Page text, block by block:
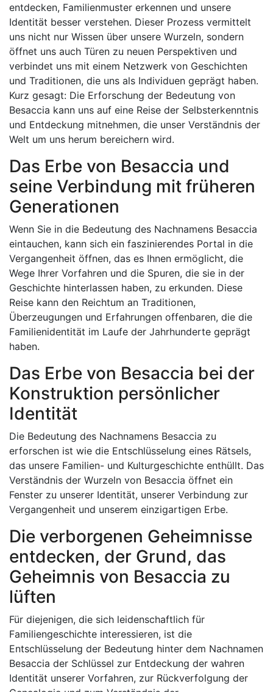
entdecken, Familienmuster erkennen und unsere
Identität besser verstehen. Dieser Prozess vermittelt
uns nicht nur Wissen über unsere Wurzeln, sondern
öffnet uns auch Türen zu neuen Perspektiven und
verbindet uns mit einem Netzwerk von Geschichten
und Traditionen, die uns als Individuen geprägt haben.
Kurz gesagt: Die Erforschung der Bedeutung von
Besaccia kann uns auf eine Reise der Selbsterkenntnis
und Entdeckung mitnehmen, die unser Verständnis der
Welt um uns herum bereichern wird.
Das Erbe von Besaccia und
seine Verbindung mit früheren
Generationen
Wenn Sie in die Bedeutung des Nachnamens Besaccia
eintauchen, kann sich ein faszinierendes Portal in die
Vergangenheit öffnen, das es Ihnen ermöglicht, die
Wege Ihrer Vorfahren und die Spuren, die sie in der
Geschichte hinterlassen haben, zu erkunden. Diese
Reise kann den Reichtum an Traditionen,
Überzeugungen und Erfahrungen offenbaren, die die
Familienidentität im Laufe der Jahrhunderte geprägt
haben.
Das Erbe von Besaccia bei der
Konstruktion persönlicher
Identität
Die Bedeutung des Nachnamens Besaccia zu
erforschen ist wie die Entschlüsselung eines Rätsels,
das unsere Familien- und Kulturgeschichte enthüllt. Das
Verständnis der Wurzeln von Besaccia öffnet ein
Fenster zu unserer Identität, unserer Verbindung zur
Vergangenheit und unserem einzigartigen Erbe.
Die verborgenen Geheimnisse
entdecken, der Grund, das
Geheimnis von Besaccia zu
lüften
Für diejenigen, die sich leidenschaftlich für
Familiengeschichte interessieren, ist die
Entschlüsselung der Bedeutung hinter dem Nachnamen
Besaccia der Schlüssel zur Entdeckung der wahren
Identität unserer Vorfahren, zur Rückverfolgung der